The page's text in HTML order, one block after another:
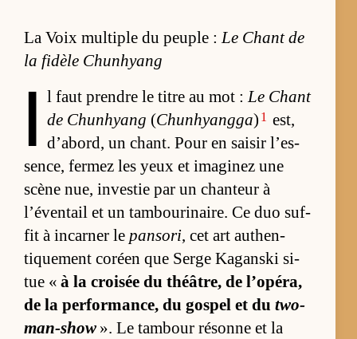
La Voix multiple du peuple :Le Chant de
la fidèle Chunhyang
I l faut prendre le titre au mot :Le Chant
de Chun­hyang (Chunhyangga) 1 est,
d’abord, un chant. Pour en sai­sir l’es­
sen­ce, fer­mez les yeux et ima­gi­nez une
scène nue, in­ves­tie par un chan­teur à
l’éven­tail et un tam­bou­ri­naire. Ce duo suf­
fit à in­car­ner le pansori, cet art au­then­
tique­ment co­réen que Serge Ka­ganski si­
tue « à la croi­sée du théâ­tre, de l’opé­ra,
de la per­for­man­ce, du gos­pel et du two-
man-show ». Le tam­bour ré­sonne et la